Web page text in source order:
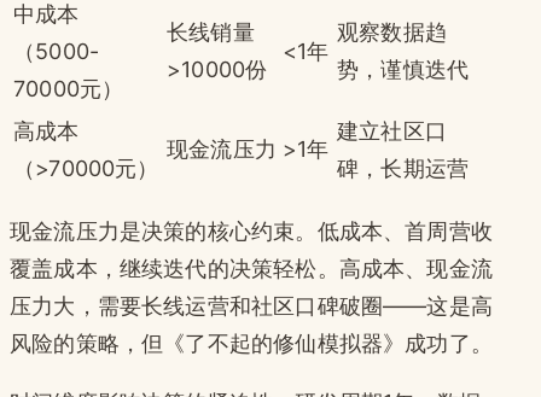
中成本
（5000-
70000元）
长线销量
>10000份
<1年
观察数据趋
势，谨慎迭代
高成本
（>70000元）
现金流压力 >1年
建立社区口
碑，长期运营
现金流压力是决策的核心约束。低成本、首周营收
覆盖成本，继续迭代的决策轻松。高成本、现金流
压力大，需要长线运营和社区口碑破圈——这是高
风险的策略，但《了不起的修仙模拟器》成功了。